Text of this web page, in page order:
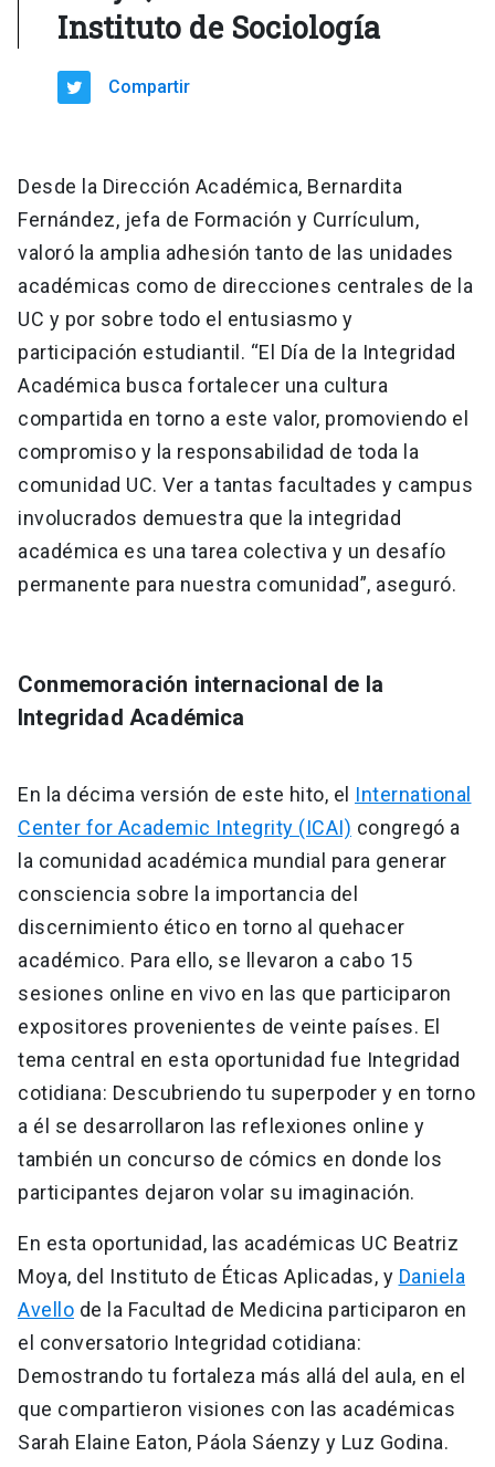
Instituto de Sociología
Compartir
Desde la Dirección Académica, Bernardita
Fernández, jefa de Formación y Currículum,
valoró la amplia adhesión tanto de las unidades
académicas como de direcciones centrales de la
UC y por sobre todo el entusiasmo y
participación estudiantil. “El Día de la Integridad
Académica busca fortalecer una cultura
compartida en torno a este valor, promoviendo el
compromiso y la responsabilidad de toda la
comunidad UC. Ver a tantas facultades y campus
involucrados demuestra que la integridad
académica es una tarea colectiva y un desafío
permanente para nuestra comunidad”, aseguró.
Conmemoración internacional de la
Integridad Académica
En la décima versión de este hito, el International
Center for Academic Integrity (ICAI) congregó a
la comunidad académica mundial para generar
consciencia sobre la importancia del
discernimiento ético en torno al quehacer
académico. Para ello, se llevaron a cabo 15
sesiones online en vivo en las que participaron
expositores provenientes de veinte países. El
tema central en esta oportunidad fue Integridad
cotidiana: Descubriendo tu superpoder y en torno
a él se desarrollaron las reflexiones online y
también un concurso de cómics en donde los
participantes dejaron volar su imaginación.
En esta oportunidad, las académicas UC Beatriz
Moya, del Instituto de Éticas Aplicadas, y Daniela
Avello de la Facultad de Medicina participaron en
el conversatorio Integridad cotidiana:
Demostrando tu fortaleza más allá del aula, en el
que compartieron visiones con las académicas
Sarah Elaine Eaton, Páola Sáenzy y Luz Godina.